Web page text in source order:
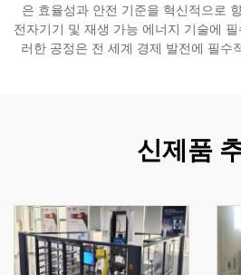
은 효율성과 안전 기준을 혁신적으로
전자기기 및 재생 가능 에너지 기술에
러한 공정은 전 세계 경제 발전에 필수
신제품